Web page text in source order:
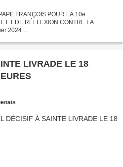
FRANÇOIS POUR LA 10e
ET DE RÉFLEXION CONTRE LA
2024
chers frères...
LIVRADE LE 18